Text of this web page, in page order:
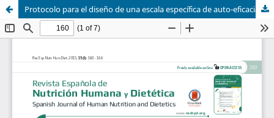
Protocolo para el diseño de una escala específica de auto-eficacia en la adherencia a una dieta sin gluten: Escala de celiaquía y auto-eficacia